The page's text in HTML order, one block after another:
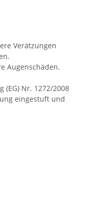
Verätzungen
Augenschäden.
(EG) Nr. 1272/2008
eingestuft und